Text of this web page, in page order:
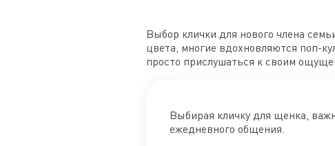
Выбор клички для нового члена
цвета, многие вдохновляются поп-
просто прислушаться к своим
Выбирая кличку для щенка,
ежедневного общения.